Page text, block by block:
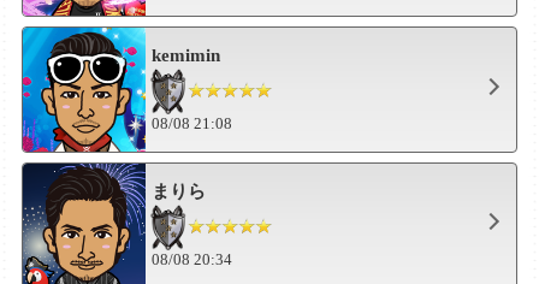
kemimin
08/08 21:08
まりら
08/08 20:34